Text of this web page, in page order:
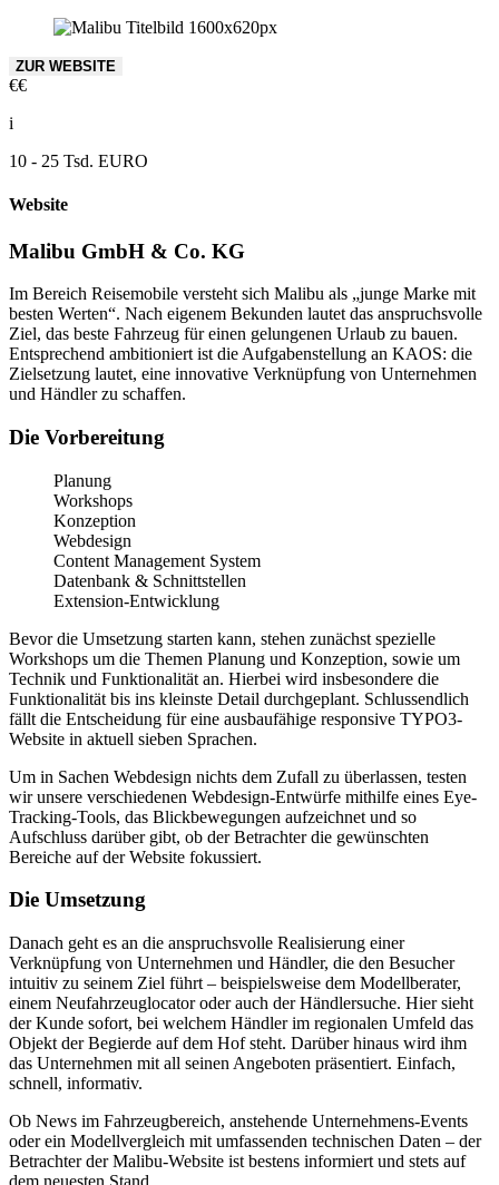
ZUR WEBSITE
€€
i
10 - 25 Tsd. EURO
Website
Malibu GmbH & Co. KG
Im Bereich Reisemobile versteht sich Malibu als „junge Marke mit
besten Werten“. Nach eigenem Bekunden lautet das anspruchsvolle
Ziel, das beste Fahrzeug für einen gelungenen Urlaub zu bauen.
Entsprechend ambitioniert ist die Aufgabenstellung an KAOS: die
Zielsetzung lautet, eine innovative Verknüpfung von Unternehmen
und Händler zu schaffen.
Die Vorbereitung
Planung
Workshops
Konzeption
Webdesign
Content Management System
Datenbank & Schnittstellen
Extension-Entwicklung
Bevor die Umsetzung starten kann, stehen zunächst spezielle
Workshops um die Themen Planung und Konzeption, sowie um
Technik und Funktionalität an. Hierbei wird insbesondere die
Funktionalität bis ins kleinste Detail durchgeplant. Schlussendlich
fällt die Entscheidung für eine ausbaufähige responsive TYPO3-
Website in aktuell sieben Sprachen.
Um in Sachen Webdesign nichts dem Zufall zu überlassen, testen
wir unsere verschiedenen Webdesign-Entwürfe mithilfe eines Eye-
Tracking-Tools, das Blickbewegungen aufzeichnet und so
Aufschluss darüber gibt, ob der Betrachter die gewünschten
Bereiche auf der Website fokussiert.
Die Umsetzung
Danach geht es an die anspruchsvolle Realisierung einer
Verknüpfung von Unternehmen und Händler, die den Besucher
intuitiv zu seinem Ziel führt – beispielsweise dem Modellberater,
einem Neufahrzeuglocator oder auch der Händlersuche. Hier sieht
der Kunde sofort, bei welchem Händler im regionalen Umfeld das
Objekt der Begierde auf dem Hof steht. Darüber hinaus wird ihm
das Unternehmen mit all seinen Angeboten präsentiert. Einfach,
schnell, informativ.
Ob News im Fahrzeugbereich, anstehende Unternehmens-Events
oder ein Modellvergleich mit umfassenden technischen Daten – der
Betrachter der Malibu-Website ist bestens informiert und stets auf